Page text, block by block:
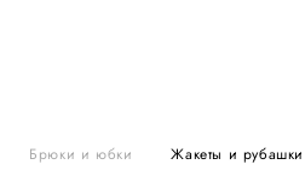
Брюки и юбки Жакеты и рубашки